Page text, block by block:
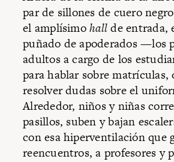
par de sillones de cuero
el amplísimohallde entrada,
puñado de apoderados —los
adultos a cargo de los
para hablar sobre matrículas,
resolver dudas sobre el
Alrededor, niños y niñas
pasillos, suben y bajan
con esa hiperventilación que
reencuentros, a profesores y